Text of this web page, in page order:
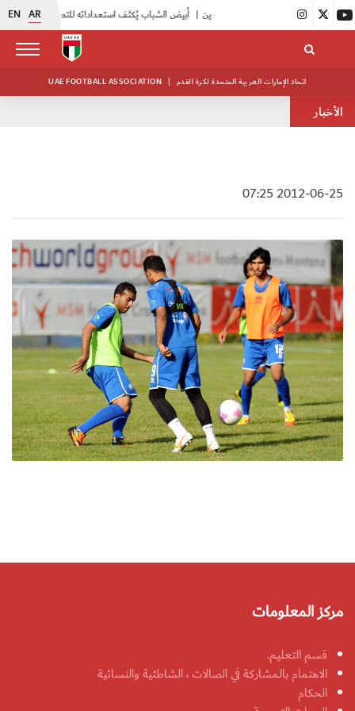
EN AR
| أبيض الشباب يُكثف استعداداته للتصفيات الآسيوية |
UAE FOOTBALL ASSOCIATION | اتحاد الإمارات العربية المتحدة لكرة القدم
الأخبار
2012-06-25 07:25
مركز المعلومات
قسم التعليم.
الاهتمام بالمشاركة في الصالات ، الشاطئية والنسائية
الحكام